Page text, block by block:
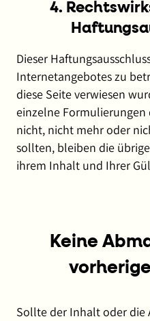
4.
Dieser
Internetangebotes zu
diese Seite verwiesen
einzelne Formulierungen
nicht, nicht mehr oder
sollten, bleiben die
ihrem Inhalt und Ihrer
Keine
Sollte der Inhalt oder die